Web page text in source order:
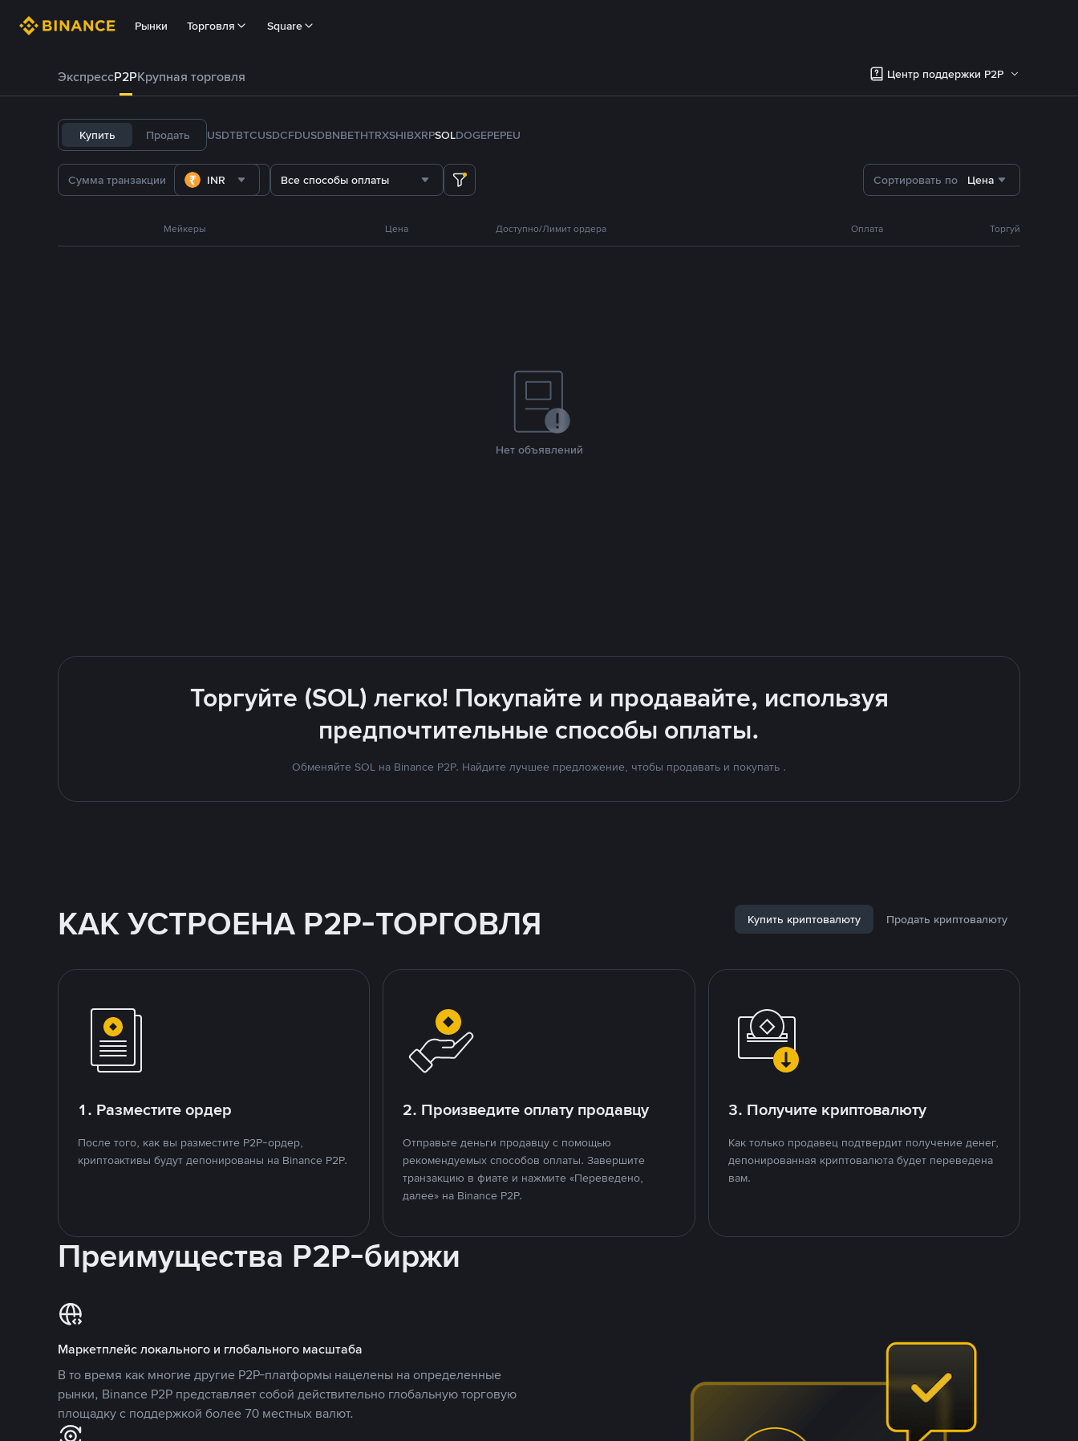
Рынки Торговля Square
ЭкспрессP2PКрупная торговля Центр поддержки P2P
Купить Продать USDTBTCUSDCFDUSDBNBETHTRXSHIBXRPSOLDOGEPEPEU
INR Все способы оплаты Сортировать по Цена
Мейкеры Цена Доступно/Лимит ордера Оплата Торгуй
Нет объявлений
Торгуйте (SOL) легко! Покупайте и продавайте, используя
предпочтительные способы оплаты.
Обменяйте SOL на Binance P2P. Найдите лучшее предложение, чтобы продавать и покупать .
КАК УСТРОЕНА P2P-ТОРГОВЛЯ Купить криптовалюту Продать криптовалюту
1. Разместите ордер
После того, как вы разместите P2P-ордер,
криптоактивы будут депонированы на Binance P2P.
2. Произведите оплату продавцу
Отправьте деньги продавцу с помощью
рекомендуемых способов оплаты. Завершите
транзакцию в фиате и нажмите «Переведено,
далее» на Binance P2P.
3. Получите криптовалюту
Как только продавец подтвердит получение денег,
депонированная криптовалюта будет переведена
вам.
Преимущества P2P-биржи
Маркетплейс локального и глобального масштаба
В то время как многие другие P2P-платформы нацелены на определенные
рынки, Binance P2P представляет собой действительно глобальную торговую
площадку с поддержкой более 70 местных валют.